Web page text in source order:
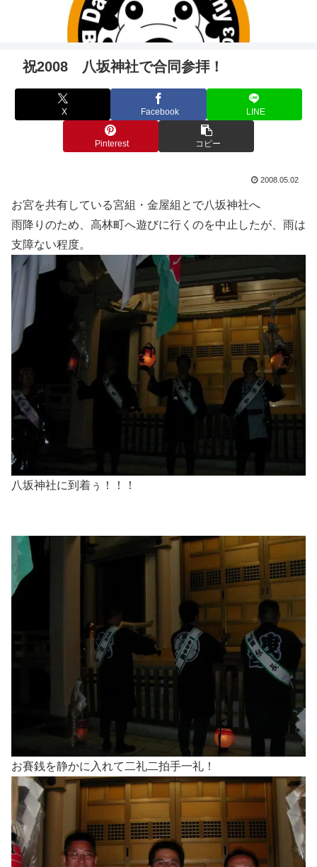
祝2008 八坂神社で合同参拝！
X Facebook LINE
Pinterest コピー
2008.05.02
お宮を共有している宮組・金屋組とで八坂神社へ
雨降りのため、高林町へ遊びに行くのを中止したが、雨は
支障ない程度。
八坂神社に到着ぅ！！！
お賽銭を静かに入れて二礼二拍手一礼！